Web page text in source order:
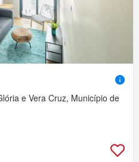
e Vera Cruz, Município de